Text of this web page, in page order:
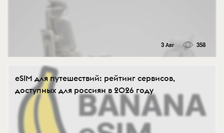
3 Авг 358
eSIM для путешествий: рейтинг сервисов,
доступных для россиян в 2026 году